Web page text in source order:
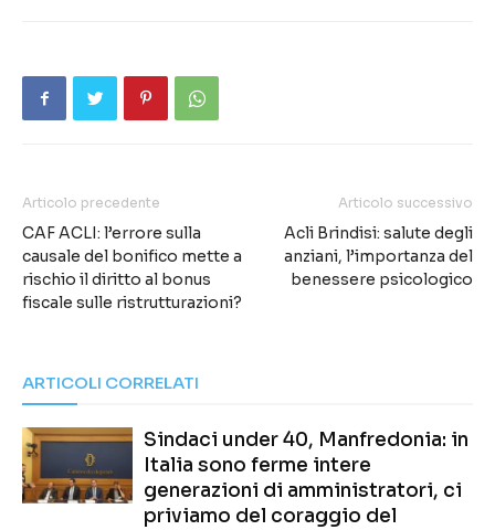
Articolo precedente
CAF ACLI: l’errore sulla
causale del bonifico mette a
rischio il diritto al bonus
fiscale sulle ristrutturazioni?
Articolo successivo
Acli Brindisi: salute degli
anziani, l’importanza del
benessere psicologico
ARTICOLI CORRELATI
Sindaci under 40, Manfredonia: in
Italia sono ferme intere
generazioni di amministratori, ci
priviamo del coraggio del